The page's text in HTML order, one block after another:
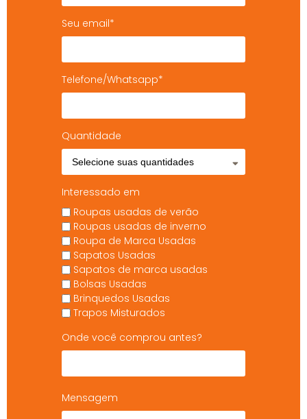
Seu email*
Telefone/Whatsapp*
Quantidade
Interessado em
Roupas usadas de verão
Roupas usadas de inverno
Roupa de Marca Usadas
Sapatos Usadas
Sapatos de marca usadas
Bolsas Usadas
Brinquedos Usadas
Trapos Misturados
Onde você comprou antes?
Mensagem